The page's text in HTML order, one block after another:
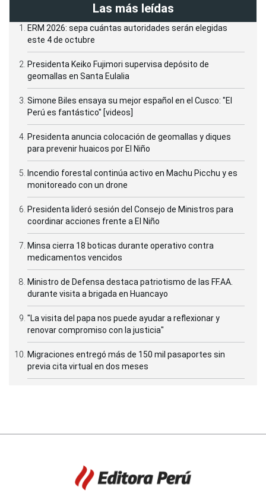
Las más leídas
ERM 2026: sepa cuántas autoridades serán elegidas
este 4 de octubre
Presidenta Keiko Fujimori supervisa depósito de
geomallas en Santa Eulalia
Simone Biles ensaya su mejor español en el Cusco: "El
Perú es fantástico" [videos]
Presidenta anuncia colocación de geomallas y diques
para prevenir huaicos por El Niño
Incendio forestal continúa activo en Machu Picchu y es
monitoreado con un drone
Presidenta lideró sesión del Consejo de Ministros para
coordinar acciones frente a El Niño
Minsa cierra 18 boticas durante operativo contra
medicamentos vencidos
Ministro de Defensa destaca patriotismo de las FF.AA.
durante visita a brigada en Huancayo
"La visita del papa nos puede ayudar a reflexionar y
renovar compromiso con la justicia"
Migraciones entregó más de 150 mil pasaportes sin
previa cita virtual en dos meses